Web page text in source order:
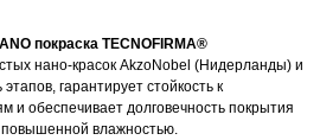
покраска TECNOFIRMA®
нано-красок AkzoNobel (Нидерланды) и
гарантирует стойкость к
и обеспечивает долговечность покрытия
влажностью.